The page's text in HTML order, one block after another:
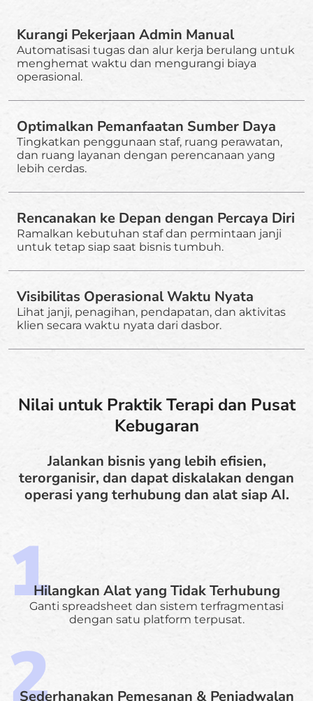
Kurangi Pekerjaan Admin Manual
Automatisasi tugas dan alur kerja berulang untuk
menghemat waktu dan mengurangi biaya
operasional.
Optimalkan Pemanfaatan Sumber Daya
Tingkatkan penggunaan staf, ruang perawatan,
dan ruang layanan dengan perencanaan yang
lebih cerdas.
Rencanakan ke Depan dengan Percaya Diri
Ramalkan kebutuhan staf dan permintaan janji
untuk tetap siap saat bisnis tumbuh.
Visibilitas Operasional Waktu Nyata
Lihat janji, penagihan, pendapatan, dan aktivitas
klien secara waktu nyata dari dasbor.
Nilai untuk Praktik Terapi dan Pusat
Kebugaran
Jalankan bisnis yang lebih efisien,
terorganisir, dan dapat diskalakan dengan
operasi yang terhubung dan alat siap AI.
Hilangkan Alat yang Tidak Terhubung
Ganti spreadsheet dan sistem terfragmentasi
dengan satu platform terpusat.
Sederhanakan Pemesanan & Penjadwalan